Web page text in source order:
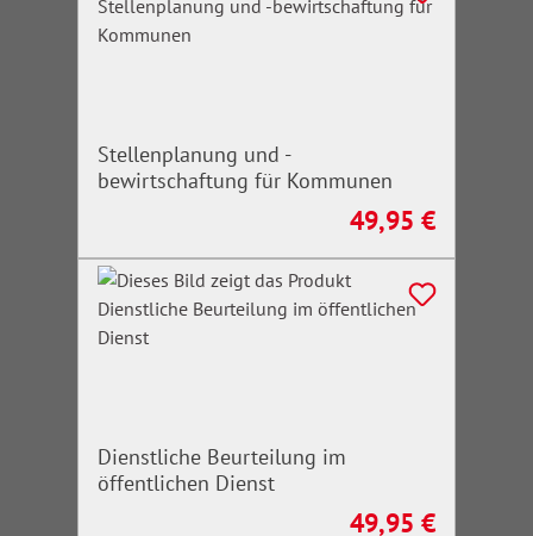
Stellenplanung und -
bewirtschaftung für Kommunen
Regulärer Preis:
49,95 €
Dienstliche Beurteilung im
öffentlichen Dienst
Regulärer Preis:
49,95 €